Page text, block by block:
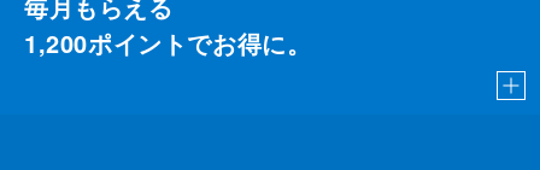
1,200ポイントでお得に。